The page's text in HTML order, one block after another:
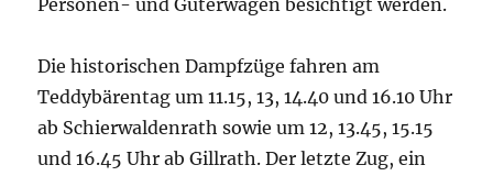
Die historischen Dampfzüge fahren am
Teddybärentag um 11.15, 13, 14.40 und 16.10 Uhr
ab Schierwaldenrath ­sowie um 12, 13.45, 15.15
und 16.45 Uhr ab Gillrath. Der letzte Zug, ein